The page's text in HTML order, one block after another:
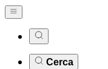
Cerca